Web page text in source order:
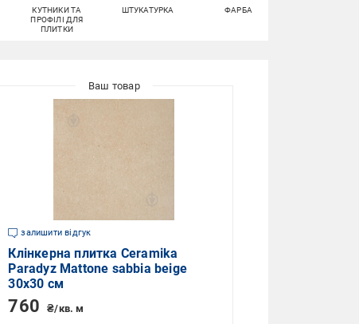
КУТНИКИ ТА
ПРОФІЛІ ДЛЯ
ПЛИТКИ
ШТУКАТУРКА ФАРБА
залишити відгук
Клінкерна плитка Ceramika
Paradyz Mattone sabbia beige
30x30 см
760 ₴/кв. м